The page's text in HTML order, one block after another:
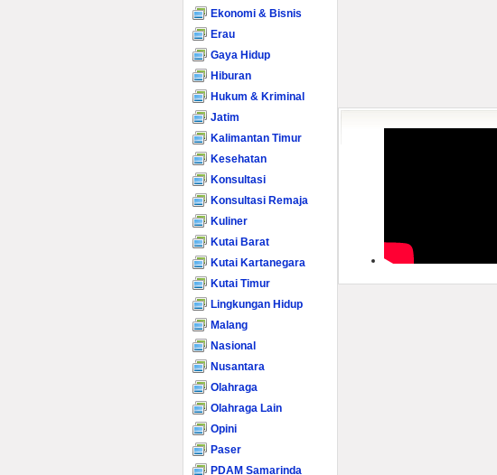
Ekonomi & Bisnis
Erau
Gaya Hidup
Hiburan
Hukum & Kriminal
Jatim
Kalimantan Timur
Kesehatan
Konsultasi
Konsultasi Remaja
Kuliner
Kutai Barat
Kutai Kartanegara
Kutai Timur
Lingkungan Hidup
Malang
Nasional
Nusantara
Olahraga
Olahraga Lain
Opini
Paser
PDAM Samarinda